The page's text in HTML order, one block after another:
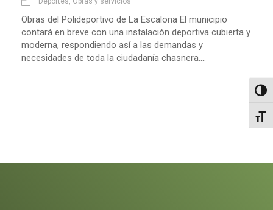
Obras del Polideportivo de La Escalona El municipio
contará en breve con una instalación deportiva cubierta y
moderna, respondiendo así a las demandas y
necesidades de toda la ciudadanía chasnera....